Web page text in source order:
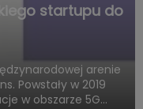
startupu do
arenie
Powstały w 2019
w obszarze 5G